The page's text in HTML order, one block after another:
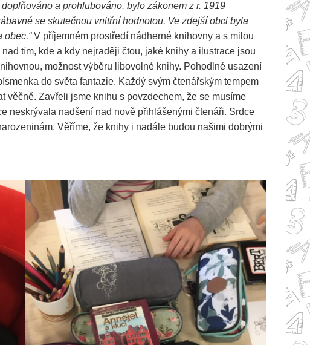
a prohlubováno, bylo zákonem z r. 1919
se skutečnou vnitřní hodnotou. Ve zdejší obci byla
obec.“V příjemném prostředí nádherné knihovny a s milou
tím, kde a kdy nejraději čtou, jaké knihy a ilustrace jsou
možnost výběru libovolné knihy. Pohodlné usazení
do světa fantazie. Každý svým čtenářským tempem
věčně. Zavřeli jsme knihu s povzdechem, že se musíme
neskrývala nadšení nad nově přihlášenými čtenáři. Srdce
Věříme, že knihy i nadále budou našimi dobrými